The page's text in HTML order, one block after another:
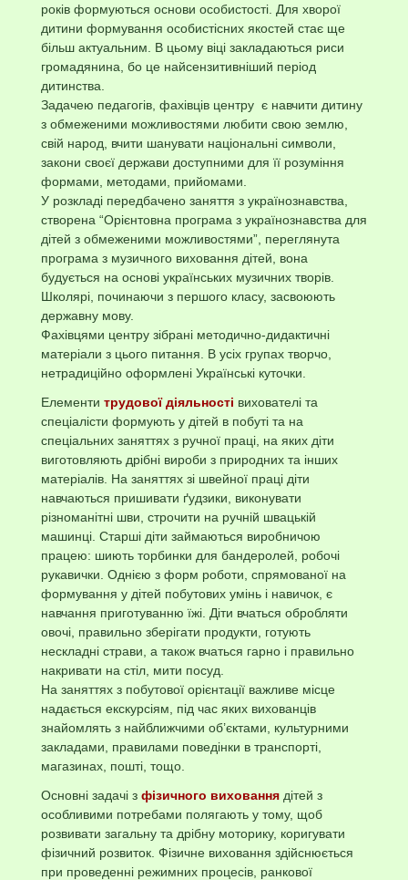
років формуються основи особистості. Для хворої
дитини формування особистісних якостей стає ще
більш актуальним. В цьому віці закладаються риси
громадянина, бо це найсензитивніший період
дитинства.
Задачею педагогів, фахівців центру є навчити дитину
з обмеженими можливостями любити свою землю,
свій народ, вчити шанувати національні символи,
закони своєї держави доступними для її розуміння
формами, методами, прийомами.
У розкладі передбачено заняття з українознавства,
створена “Орієнтовна програма з українознавства для
дітей з обмеженими можливостями”, переглянута
програма з музичного виховання дітей, вона
будується на основі українських музичних творів.
Школярі, починаючи з першого класу, засвоюють
державну мову.
Фахівцями центру зібрані методично-дидактичні
матеріали з цього питання. В усіх групах творчо,
нетрадиційно оформлені Українські куточки.
Елементи трудової діяльності вихователі та
спеціалісти формують у дітей в побуті та на
спеціальних заняттях з ручної праці, на яких діти
виготовляють дрібні вироби з природних та інших
матеріалів. На заняттях зі швейної праці діти
навчаються пришивати ґудзики, виконувати
різноманітні шви, строчити на ручній швацькій
машинці. Старші діти займаються виробничою
працею: шиють торбинки для бандеролей, робочі
рукавички. Однією з форм роботи, спрямованої на
формування у дітей побутових умінь і навичок, є
навчання приготуванню їжі. Діти вчаться обробляти
овочі, правильно зберігати продукти, готують
нескладні страви, а також вчаться гарно і правильно
накривати на стіл, мити посуд.
На заняттях з побутової орієнтації важливе місце
надається екскурсіям, під час яких вихованців
знайомлять з найближчими об’єктами, культурними
закладами, правилами поведінки в транспорті,
магазинах, пошті, тощо.
Основні задачі з фізичного вихованнядітей з
особливими потребами полягають у тому, щоб
розвивати загальну та дрібну моторику, коригувати
фізичний розвиток. Фізичне виховання здійснюється
при проведенні режимних процесів, ранкової